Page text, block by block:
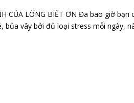
CỦA LÒNG BIẾT ƠN Đã bao giờ
bủa vây bởi đủ loại stress mỗi ngày,